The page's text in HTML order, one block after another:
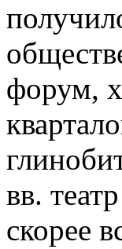
форум,
вв.
скорее